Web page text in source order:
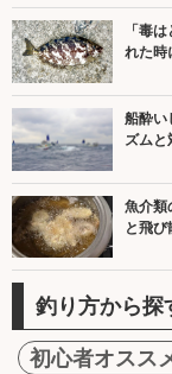
「毒
れた時
船酔い
ズムと
魚介類
と飛び
釣り方から探
初心者オスス